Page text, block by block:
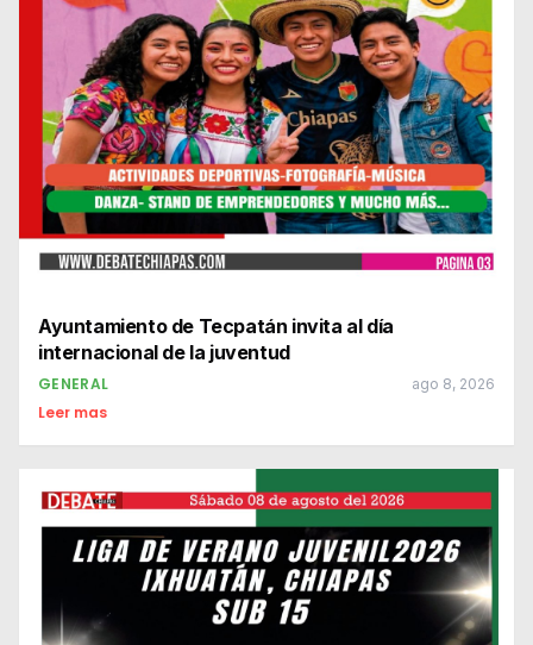
Ayuntamiento de Tecpatán invita al día
internacional de la juventud
GENERAL ago 8, 2026
Leer mas